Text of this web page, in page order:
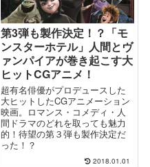
第3弾も製作決定！？「モ
ンスターホテル」人間とヴ
ァンパイアが巻き起こす大
ヒットCGアニメ！
超有名俳優がプロデュースした
大ヒットしたCGアニメーション
映画。ロマンス・コメディ・人
間ドラマのどれを取っても魅力
的！待望の第３弾も製作決定だ
った！？
2018.01.01